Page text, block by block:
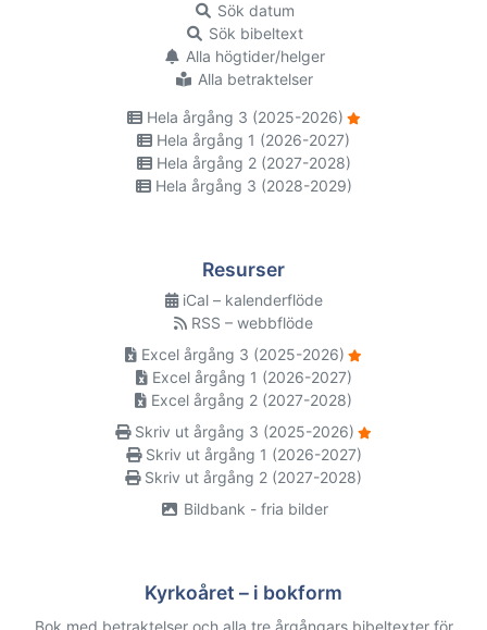
Sök datum
Sök bibeltext
Alla högtider/helger
Alla betraktelser
Hela årgång 3 (2025-2026)
Hela årgång 1 (2026-2027)
Hela årgång 2 (2027-2028)
Hela årgång 3 (2028-2029)
Resurser
iCal – kalenderflöde
RSS – webbflöde
Excel årgång 3 (2025-2026)
Excel årgång 1 (2026-2027)
Excel årgång 2 (2027-2028)
Skriv ut årgång 3 (2025-2026)
Skriv ut årgång 1 (2026-2027)
Skriv ut årgång 2 (2027-2028)
Bildbank - fria bilder
Kyrkoåret – i bokform